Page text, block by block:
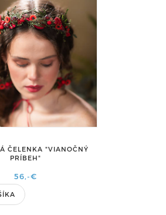
ČELENKA "VIANOČNÝ
PRÍBEH"
56,-€